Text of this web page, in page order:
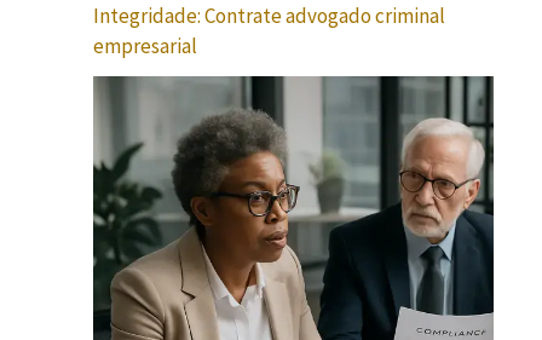
Integridade: Contrate advogado criminal
empresarial